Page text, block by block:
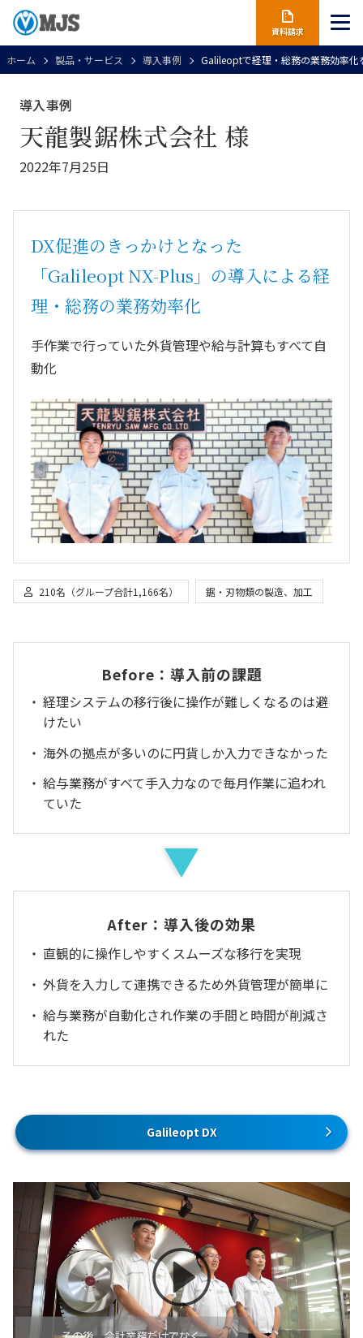
資料請求
ホーム 製品・サービス 導入事例 Galileoptで経理・総務の業務効率化
導入事例
天龍製鋸株式会社 様
2022年7月25日
DX促進のきっかけとなった
「Galileopt NX-Plus」の導入による経
理・総務の業務効率化
手作業で行っていた外貨管理や給与計算もすべて自
動化
210名（グループ合計1,166名） 鋸・刃物類の製造、加工
Before：導入前の課題
経理システムの移行後に操作が難しくなるのは避
けたい
海外の拠点が多いのに円貨しか入力できなかった
給与業務がすべて手入力なので毎月作業に追われ
ていた
After：導入後の効果
直観的に操作しやすくスムーズな移行を実現
外貨を入力して連携できるため外貨管理が簡単に
給与業務が自動化され作業の手間と時間が削減さ
れた
Galileopt DX